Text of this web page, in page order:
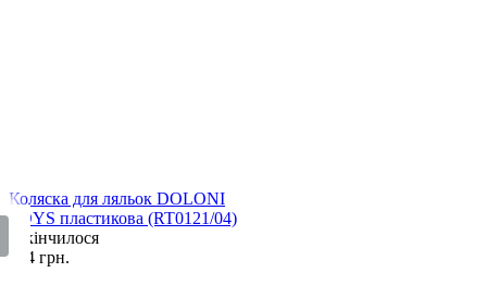
Коляска для ляльок DOLONI
TOYS пластикова (RT0121/04)
Закінчилося
464 грн.